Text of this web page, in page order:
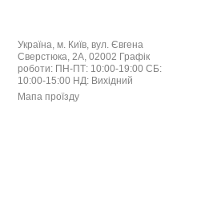
Україна, м. Київ, вул. Євгена
Сверстюка, 2А, 02002 Графік
роботи: ПН-ПТ: 10:00-19:00 СБ:
10:00-15:00 НД: Вихідний
Мапа проїзду